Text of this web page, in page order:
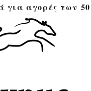
αγορές των